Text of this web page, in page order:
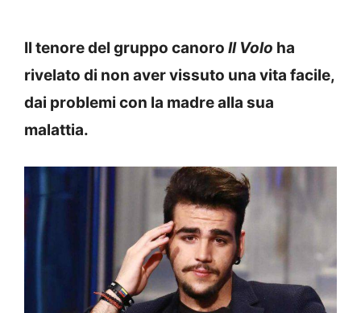
Il tenore del gruppo canoro Il Volo ha
rivelato di non aver vissuto una vita facile,
dai problemi con la madre alla sua
malattia.